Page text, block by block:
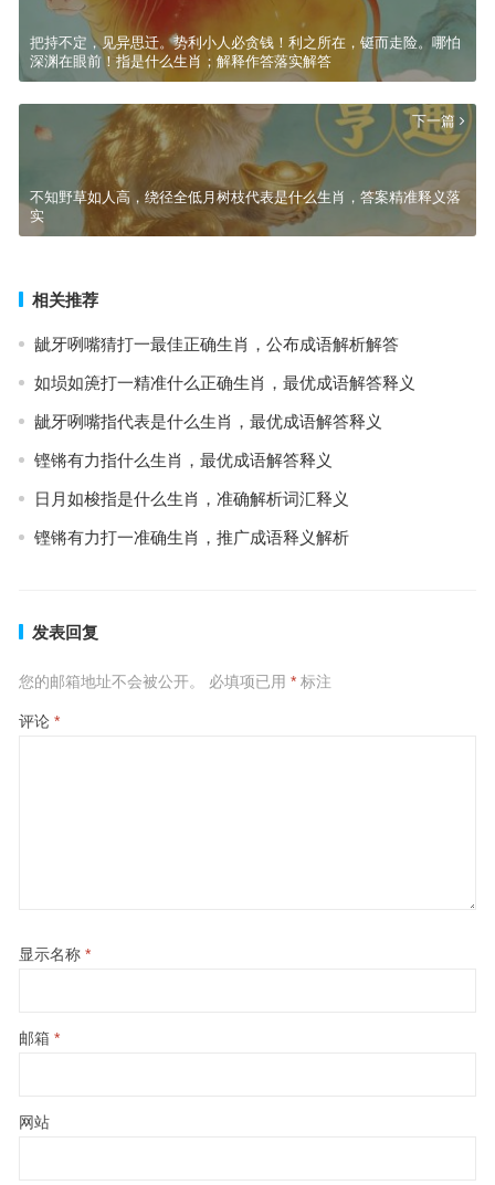
把持不定，见异思迁。势利小人必贪钱！利之所在，铤而走险。哪怕
深渊在眼前！指是什么生肖；解释作答落实解答
下一篇
不知野草如人高，绕径全低月树枝代表是什么生肖，答案精准释义落
实
相关推荐
龇牙咧嘴猜打一最佳正确生肖，公布成语解析解答
如埙如箎打一精准什么正确生肖，最优成语解答释义
龇牙咧嘴指代表是什么生肖，最优成语解答释义
铿锵有力指什么生肖，最优成语解答释义
日月如梭指是什么生肖，准确解析词汇释义
铿锵有力打一准确生肖，推广成语释义解析
发表回复
您的邮箱地址不会被公开。 必填项已用 *标注
评论 *
显示名称 *
邮箱 *
网站